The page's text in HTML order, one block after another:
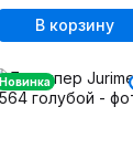
В корзину
Новинка